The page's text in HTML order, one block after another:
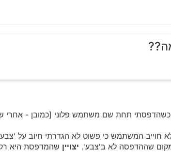
תחת שם משתמש פלוני [כמובן - אחרי
המשתמש כי פשוט לא הגדרתי חיוב על
שההדפסה לא ב'צבע'. יצויין שהמדפסת היא